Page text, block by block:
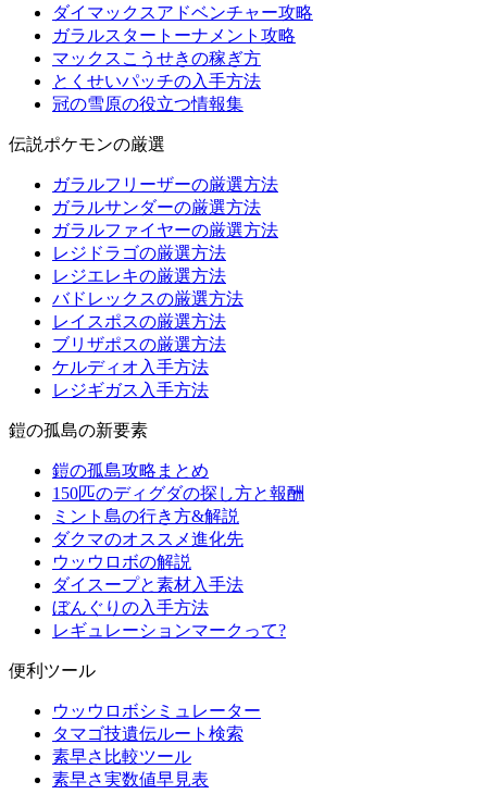
ダイマックスアドベンチャー攻略
ガラルスタートーナメント攻略
マックスこうせきの稼ぎ方
とくせいパッチの入手方法
冠の雪原の役立つ情報集
伝説ポケモンの厳選
ガラルフリーザーの厳選方法
ガラルサンダーの厳選方法
ガラルファイヤーの厳選方法
レジドラゴの厳選方法
レジエレキの厳選方法
バドレックスの厳選方法
レイスポスの厳選方法
ブリザポスの厳選方法
ケルディオ入手方法
レジギガス入手方法
鎧の孤島の新要素
鎧の孤島攻略まとめ
150匹のディグダの探し方と報酬
ミント島の行き方&解説
ダクマのオススメ進化先
ウッウロボの解説
ダイスープと素材入手法
ぼんぐりの入手方法
レギュレーションマークって?
便利ツール
ウッウロボシミュレーター
タマゴ技遺伝ルート検索
素早さ比較ツール
素早さ実数値早見表